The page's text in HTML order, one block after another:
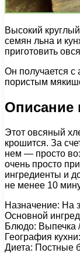
Высокий
семян льна и
приготовить
Он получается с
пористым
Описание
Этот овсяный
крошится. За
нем — просто
очень просто
ингредиенты и
не менее 10
Назначение: На
Основной
Блюдо: Выпечка
География
Диета: Постные